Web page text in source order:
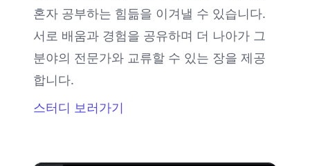
혼자 공부하는 힘듦을 이겨낼 수 있습니다.
서로 배움과 경험을 공유하며 더 나아가 그
분야의 전문가와 교류할 수 있는 장을 제공
합니다.
스터디 보러가기